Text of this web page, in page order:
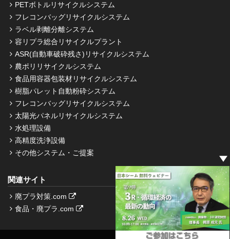
PETボトルリサイクルシステム
フレコンバッグリサイクルシステム
ラベル剥離分離システム
容リプラ総合リサイクルプラント
ASR(自動車破砕残さ)リサイクルシステム
農ポリリサイクルシステム
食品用容器包装材リサイクルシステム
樹脂パレット自動粉砕システム
フレコンバッグリサイクルシステム
太陽光パネルリサイクルシステム
水処理設備
高精度洗浄設備
その他システム・ご提案
関連サイト
廃プラ対策.com
食品・廃プラ.com